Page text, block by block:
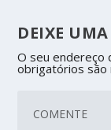
DEIXE
O seu endereço
obrigatórios